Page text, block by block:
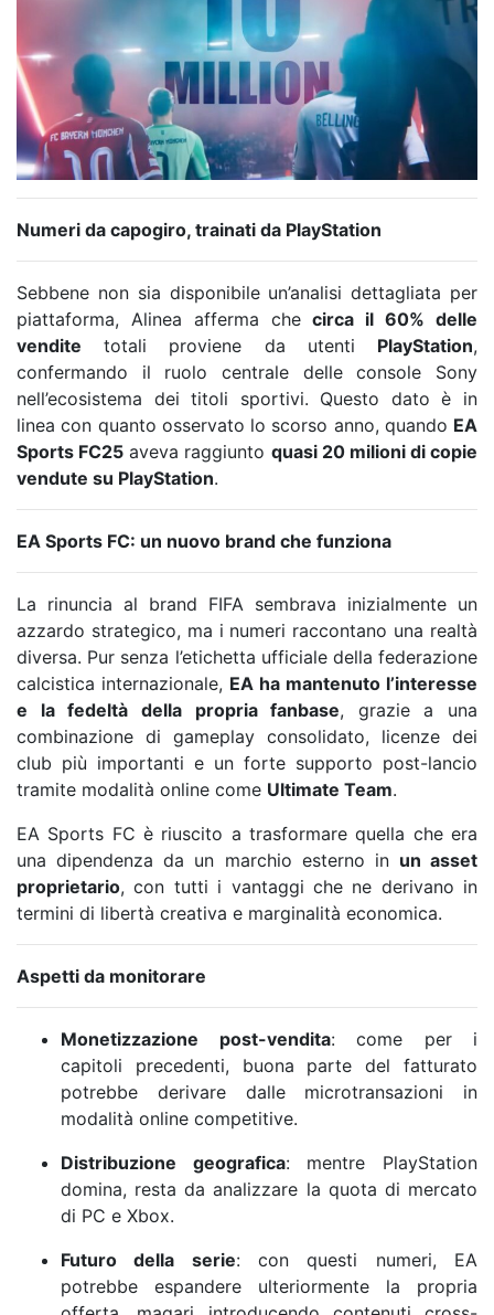
Numeri da capogiro, trainati da PlayStation
Sebbene non sia disponibile un’analisi dettagliata per
piattaforma, Alinea afferma checirca il 60% delle
vendite totali proviene da utenti PlayStation,
confermando il ruolo centrale delle console Sony
nell’ecosistema dei titoli sportivi. Questo dato è in
linea con quanto osservato lo scorso anno, quando EA
Sports FC25 aveva raggiunto quasi 20 milioni di copie
vendute su PlayStation.
EA Sports FC: un nuovo brand che funziona
La rinuncia al brand FIFA sembrava inizialmente un
azzardo strategico, ma i numeri raccontano una realtà
diversa. Pur senza l’etichetta ufficiale della federazione
calcistica internazionale, EA ha mantenuto l’interesse
e la fedeltà della propria fanbase, grazie a una
combinazione di gameplay consolidato, licenze dei
club più importanti e un forte supporto post-lancio
tramite modalità online come Ultimate Team.
EA Sports FC è riuscito a trasformare quella che era
una dipendenza da un marchio esterno in un asset
proprietario, con tutti i vantaggi che ne derivano in
termini di libertà creativa e marginalità economica.
Aspetti da monitorare
Monetizzazione post-vendita: come per i
capitoli precedenti, buona parte del fatturato
potrebbe derivare dalle microtransazioni in
modalità online competitive.
Distribuzione geografica: mentre PlayStation
domina, resta da analizzare la quota di mercato
di PC e Xbox.
Futuro della serie: con questi numeri, EA
potrebbe espandere ulteriormente la propria